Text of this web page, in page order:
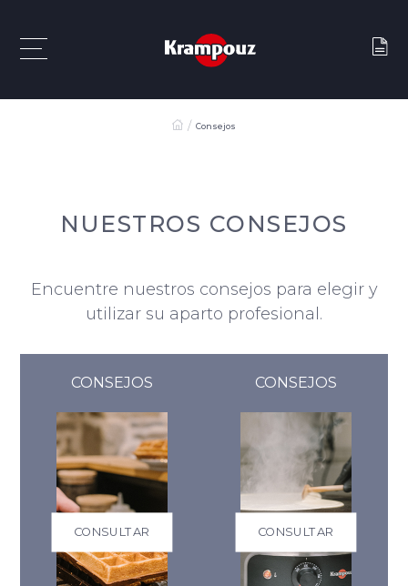
Consejos
NUESTROS CONSEJOS
Encuentre nuestros consejos para elegir y
utilizar su aparto profesional.
CONSEJOS
CONSULTAR
CONSEJOS
CONSULTAR